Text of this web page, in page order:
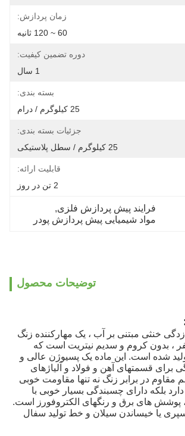
زمان پردازش:
60 ~ 120 ثانیه
دوره تضمین کیفیت:
بسته بندی:
25 کیلوگرم / درام
جزئیات بسته بندی:
25 کیلوگرم / سطل پلاستیکی
قابلیت ارائه:
فرایند پیش پردازش فلزی,
مواد شیمیایی پیش پردازش پودر
توضیحات محصول
خنثی مبتنی بر آب ، یک مهارکننده زنگ
، بدون کروم و سدیم نیتریت است که
شده است. این ماده یک پسیوژن عالی و
برای قسمتهای آهن و فولاد و آلیاژهای
مقاوم در برابر زنگ نه تنها مقاومت خوبی
بلکه دارای چسبندگی بسیار خوبی با
پوشش های برق و رنگهای الکتروفورز است.
یا خیساندن سیلان و خط تولید سفال